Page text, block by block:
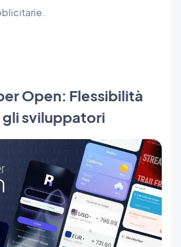
Open: Flessibilità
sviluppatori